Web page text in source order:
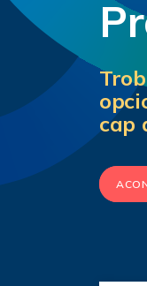
cap